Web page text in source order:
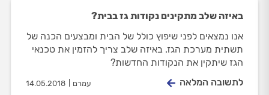
באיזה שלב מתקינים נקודות גז בבית?
אנו נמצאים לפני שיפוץ כולל של הבית ומבצעים הכנה של
תשתית מערכת הגז. באיזה שלב צריך להזמין את טכנאי
הגז שיתקין את הנקודות החדשות?
עמרם 14.05.2018 לתשובה המלאה